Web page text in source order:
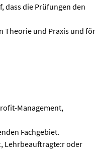
dass die Prüfungen den
Theorie und Praxis und
Management,
Fachgebiet.
Lehrbeauftragte:r oder